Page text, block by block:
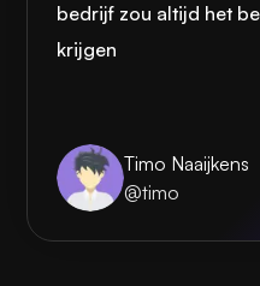
bedrijf zou altijd het
krijgen
Timo Naaijkens
@timo